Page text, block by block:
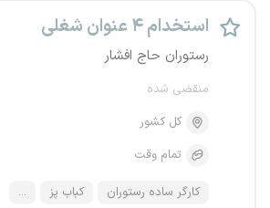
استخدام ۴ عنوان شغلی
رستوران حاج افشار
منقضی شده
کل کشور
تمام وقت
کارگر ساده رستوران کباب پز ...